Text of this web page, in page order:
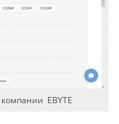
EBYTE